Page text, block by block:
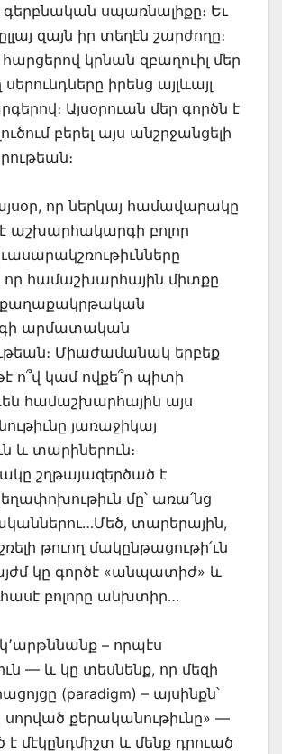
գերբնական սպառնալիքը։ Եւ
զայն իր տեղէն շարժողը։
հարցերով կրնան զբաղուիլ մեր
իրենց այլևայլ
Այսօրուան մեր գործն է
բերել այս անշրջանցելի
որ ներկայ համավարակը
բոլոր
որ համաշխարհային միտքը
քաղաքակրթական
արմատական
Միաժամանակ երբեք
ո՞վ կամ ովքե՞ր պիտի
համաշխարհային այս
յառաջիկայ
և տարիներուն։
շղթայազերծած է
մը՝ առա՛նց
տարերային,
թուող մակընթացութի՛ւն
կը գործէ «անպատիժ» և
բոլորը անխտիր…
– որպէս
— և կը տեսնենք, որ մեզի
(paradigm) – այսինքն՝
սորված քերականութիւնը» —
մէկընդմիշտ և մենք դրուած